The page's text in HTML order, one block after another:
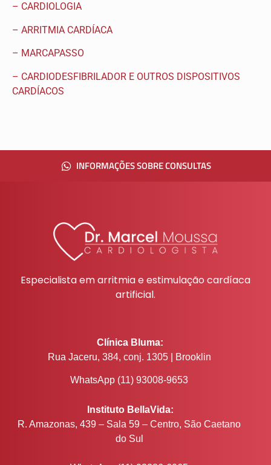
– CARDIOLOGIA
– ARRITMIA CARDÍACA
– MARCAPASSO
– CARDIODESFIBRILADOR E OUTROS DISPOSITIVOS
CARDÍACOS
INFORMAÇÕES SOBRE CONSULTAS
Especialista em arritmia e estimulação cardíaca
artificial.
Clínica Bluma:
Rua Jaceru, 384, conj. 1305 | Brooklin
WhatsApp (11) 93008-9653
Instituto BellaVida:
R. Amazonas, 439 – Sala 59 – Centro, São Caetano
do Sul